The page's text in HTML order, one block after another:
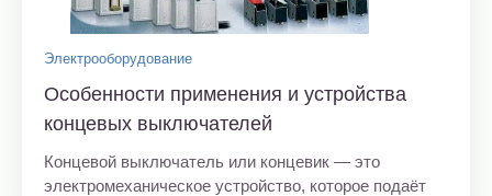
Электрооборудование
Особенности применения и устройства
концевых выключателей
Концевой выключатель или концевик — это
электромеханическое устройство, которое подаёт